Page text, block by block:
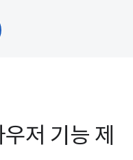
저 기능 제